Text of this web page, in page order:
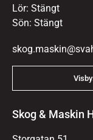
Lör: Stängt
Sön: Stängt
Skog & Maskin